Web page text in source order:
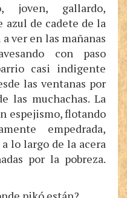
joven, gallardo,
azul de cadete de la
ver en las mañanas
con paso
casi indigente
las ventanas por
las muchachas. La
espejismo, flotando
empedrada,
lo largo de la acera
por la pobreza.